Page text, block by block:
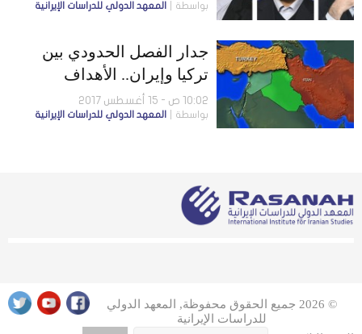
بواسطة المعهد الدولي للدراسات الإيرانية
جدار الفصل الحدودي بين
تركيا وإيران.. الأهداف
والدلالات
10:02 ص - 15 أغسطس 2017
بواسطة المعهد الدولي للدراسات الإيرانية
© 2026 جميع الحقوق محفوظة, المعهد الدولي
للدراسات الإيرانية